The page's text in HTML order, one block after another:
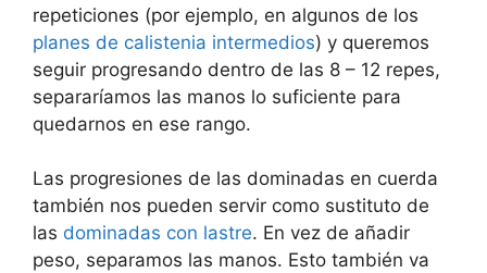
repeticiones (por ejemplo, en algunos de los
planes de calistenia intermedios) y queremos
seguir progresando dentro de las 8 – 12 repes,
separaríamos las manos lo suficiente para
quedarnos en ese rango.
Las progresiones de las dominadas en cuerda
también nos pueden servir como sustituto de
las dominadas con lastre. En vez de añadir
peso, separamos las manos. Esto también va